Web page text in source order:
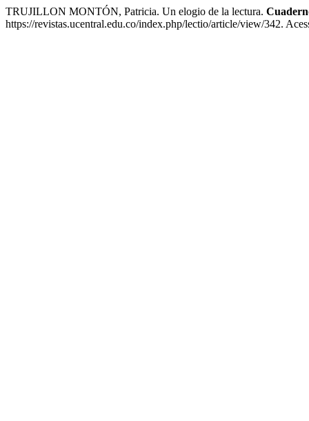
TRUJILLON MONTÓN, Patricia. Un elogio de la lectura.
https://revistas.ucentral.edu.co/index.php/lectio/article/view/342.